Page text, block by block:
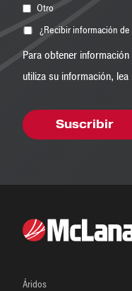
Otro
¿Recibir información de
Para obtener
utiliza su información, lea
Áridos